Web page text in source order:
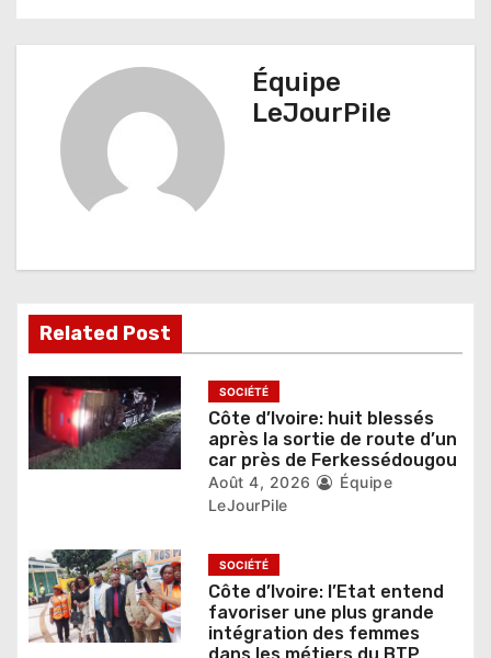
o
n
d
e
l
’
r
t
Équipe
LeJourPile
Related Post
SOCIÉTÉ
Côte d’Ivoire: huit blessés
après la sortie de route d’un
car près de Ferkessédougou
Août 4, 2026
Équipe
LeJourPile
SOCIÉTÉ
Côte d’Ivoire: l’Etat entend
favoriser une plus grande
intégration des femmes